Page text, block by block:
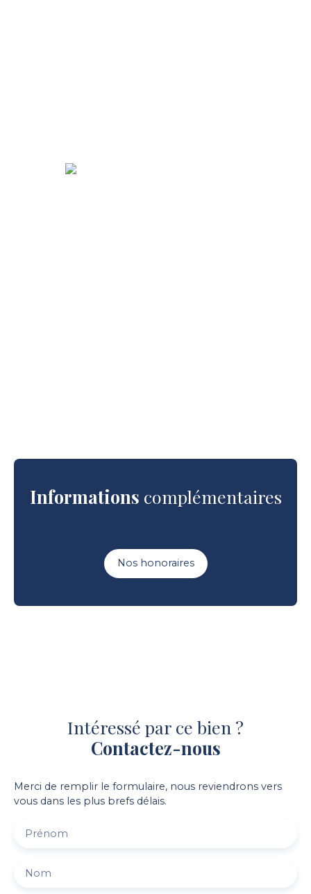
Informations complémentaires
Nos honoraires
Intéressé par ce bien ?
Contactez-nous
Merci de remplir le formulaire, nous reviendrons vers
vous dans les plus brefs délais.
Prénom
Nom